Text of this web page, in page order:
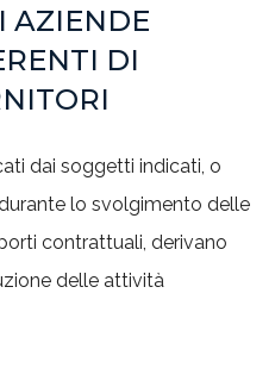
AZIENDE
DI
dai soggetti indicati, o
lo svolgimento delle
contrattuali, derivano
delle attività